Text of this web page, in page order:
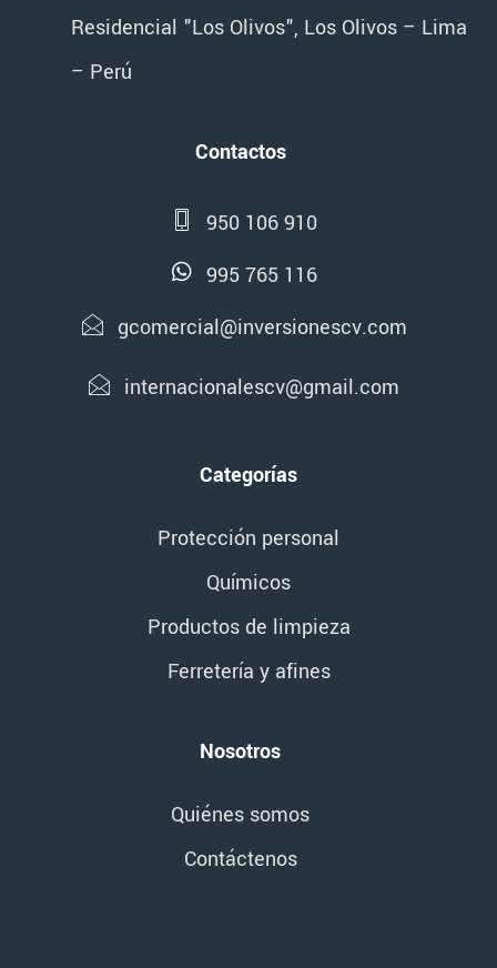
Residencial "Los Olivos", Los Olivos – Lima
– Perú
Contactos
950 106 910
995 765 116
gcomercial@inversionescv.com
internacionalescv@gmail.com
Categorías
Protección personal
Químicos
Productos de limpieza
Ferretería y afines
Nosotros
Quiénes somos
Contáctenos